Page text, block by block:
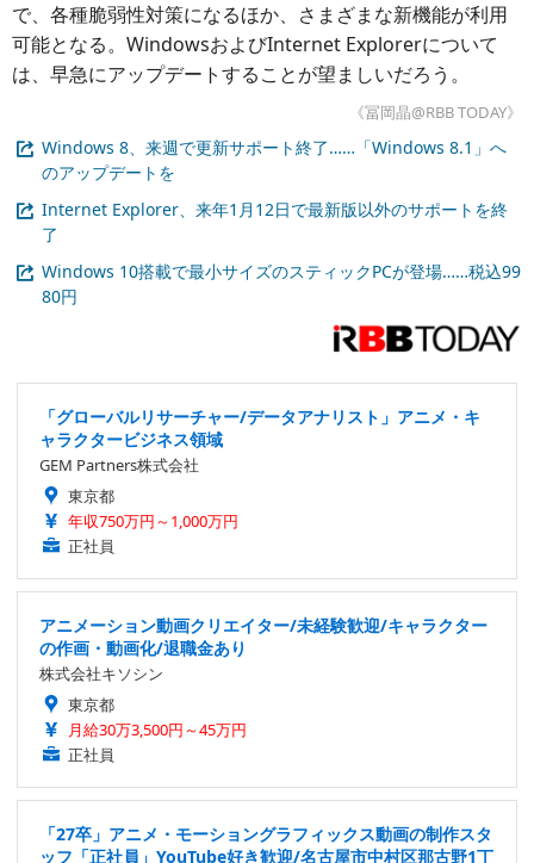
で、各種脆弱性対策になるほか、さまざまな新機能が利用
可能となる。WindowsおよびInternet Explorerについて
は、早急にアップデートすることが望ましいだろう。
《冨岡晶@RBB TODAY》
Windows 8、来週で更新サポート終了……「Windows 8.1」へ
のアップデートを
Internet Explorer、来年1月12日で最新版以外のサポートを終
了
Windows 10搭載で最小サイズのスティックPCが登場……税込99
80円
「グローバルリサーチャー/データアナリスト」アニメ・キ
ャラクタービジネス領域
GEM Partners株式会社
東京都
年収750万円～1,000万円
正社員
アニメーション動画クリエイター/未経験歓迎/キャラクター
の作画・動画化/退職金あり
株式会社キソシン
東京都
月給30万3,500円～45万円
正社員
「27卒」アニメ・モーショングラフィックス動画の制作スタ
ッフ「正社員」YouTube好き歓迎/名古屋市中村区那古野1丁